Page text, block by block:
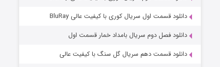
قسمت۱ (زیرنویس) منتشر شد
دانلود قسمت اول سریال کوری با کیفیت عالی BluRay
دانلود فصل دوم سریال بامداد خمار قسمت اول
دانلود قسمت دهم سریال گل سنگ با کیفیت عالی